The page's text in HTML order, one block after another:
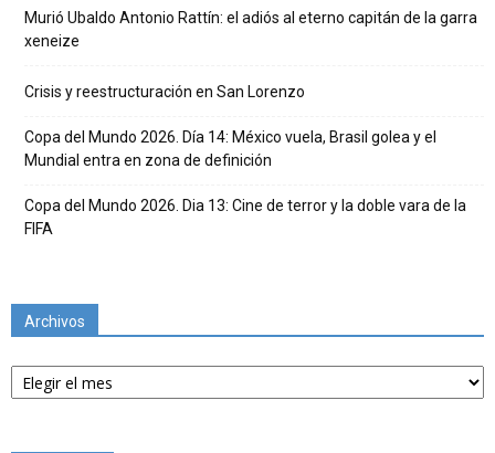
Murió Ubaldo Antonio Rattín: el adiós al eterno capitán de la garra
xeneize
Crisis y reestructuración en San Lorenzo
Copa del Mundo 2026. Día 14: México vuela, Brasil golea y el
Mundial entra en zona de definición
Copa del Mundo 2026. Dia 13: Cine de terror y la doble vara de la
FIFA
Archivos
Archivos